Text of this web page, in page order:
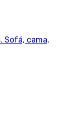
Sofá, cama,